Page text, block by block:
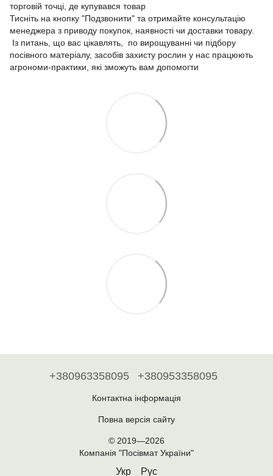
торговій точці, де купувався товар
Тисніть на кнопку "Подзвонити" та отримайте консультацію
менеджера з приводу покупок, наявності чи доставки товару.
Із питань, що вас цікавлять, по вирощуванні чи підбору
посівного матеріалу, засобів захисту рослин у нас працюють
агрономи-практики, які зможуть вам допомогти
+380963358095 +380953358095
Контактна інформація
Повна версія сайту
© 2019—2026
Компанія "Посівмат України"
Укр Рус